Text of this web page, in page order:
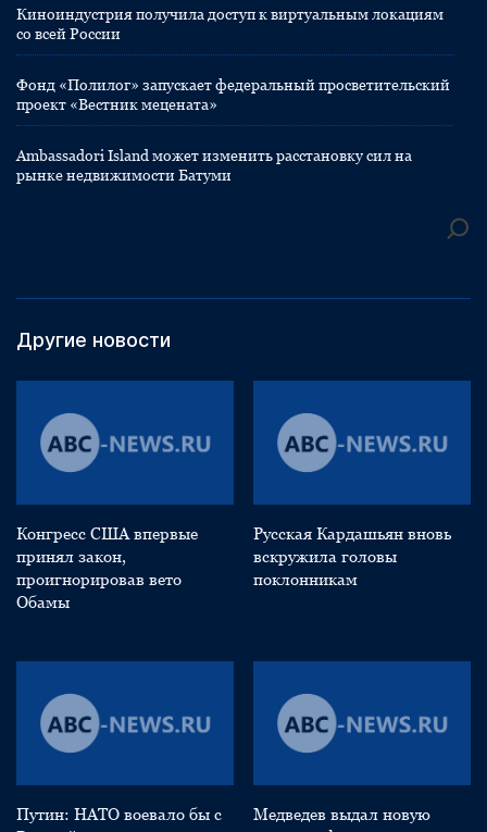
Киноиндустрия получила доступ к виртуальным локациям
со всей России
Фонд «Полилог» запускает федеральный просветительский
проект «Вестник мецената»
Ambassadori Island может изменить расстановку сил на
рынке недвижимости Батуми
Другие новости
Конгресс США впервые
принял закон,
проигнорировав вето
Обамы
Русская Кардашьян вновь
вскружила головы
поклонникам
Путин: НАТО воевало бы с
Медведев выдал новую